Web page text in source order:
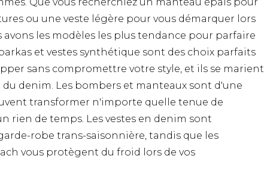
ou une veste légère pour vous démarquer lors
avons les modèles les plus tendance pour parfaire
et vestes synthétique sont des choix parfaits
sans compromettre votre style, et ils se marient
du denim. Les bombers et manteaux sont d'une
transformer n'importe quelle tenue de
rien de temps. Les vestes en denim sont
robe trans-saisonnière, tandis que les
vous protègent du froid lors de vos